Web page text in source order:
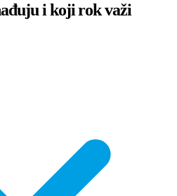
i koji rok važi